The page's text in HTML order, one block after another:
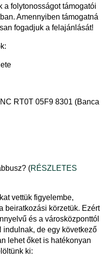
a folytonosságot támogatói
Amennyiben támogatná
fogadjuk a felajánlását!
RT0T 05F9 8301 (Banca
(RÉSZLETES
vettük figyelembe,
beiratkozási körzetük. Ezért
és a városközponttól
indulnak, de egy következő
lehet őket is hatékonyan
ki: